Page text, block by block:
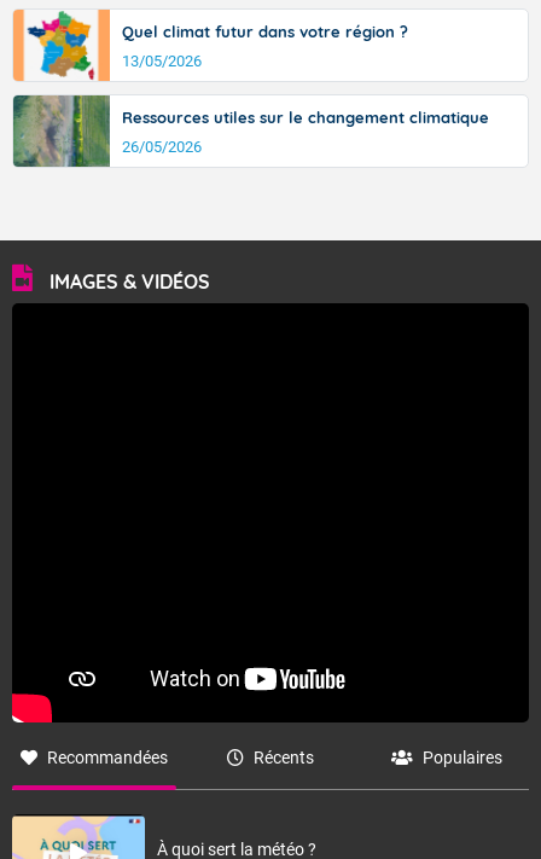
Quel climat futur dans votre région ?
13/05/2026
Ressources utiles sur le changement climatique
26/05/2026
IMAGES & VIDÉOS
Recommandées Récents Populaires
À quoi sert la météo ?